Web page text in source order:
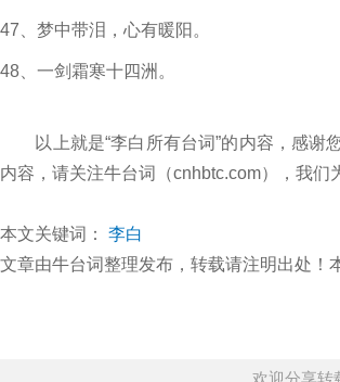
47、梦中带泪，心有暖阳。
48、一剑霜寒十四洲。
以上就是“李白所有台词”的内容，感谢
内容，请关注牛台词（cnhbtc.com），我
本文关键词： 李白
文章由牛台词整理发布，转载请注明出处！
欢迎分享转